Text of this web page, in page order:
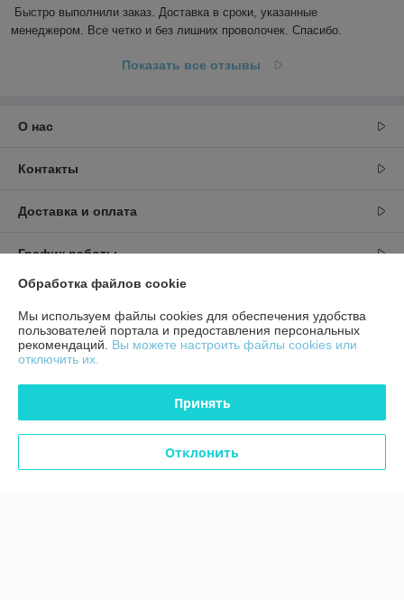
Быстро выполнили заказ. Доставка в сроки, указанные
менеджером. Все четко и без лишних проволочек. Спасибо.
Показать все отзывы
О нас
Контакты
Доставка и оплата
График работы
Политика обработки cookies
Обработка файлов cookie
Мы используем файлы cookies для обеспечения удобства
пользователей портала и предоставления персональных
рекомендаций. Вы можете настроить файлы cookies или
отключить их.
Принять
Отклонить